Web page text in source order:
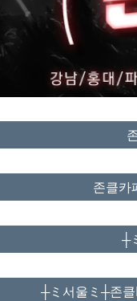
존클카
┼
┼ミ서울ミ┼존